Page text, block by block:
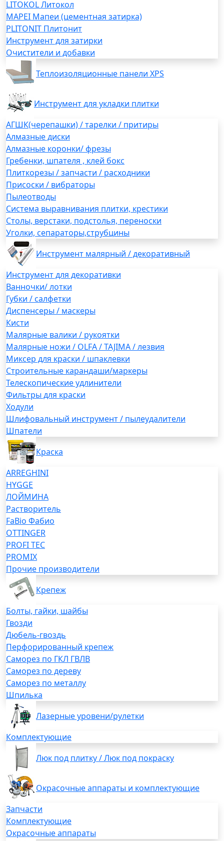
LITOKOL Литокол
MAPEI Мапеи (цементная затирка)
PLITONIT Плитонит
Инструмент для затирки
Очистители и добавки
Теплоизоляционные панели XPS
Инструмент для укладки плитки
АГШК(черепашки) / тарелки / притиры
Алмазные диски
Алмазные коронки/ фрезы
Гребенки, шпателя , клей бокс
Плиткорезы / запчасти / расходники
Присоски / вибраторы
Пылеотводы
Система выравнивания плитки, крестики
Столы, верстаки, подстолья, переноски
Уголки, сепараторы,струбцины
Инструмент малярный / декоративный
Инструмент для декоративки
Ванночки/ лотки
Губки / салфетки
Диспенсеры / маскеры
Кисти
Малярные валики / рукоятки
Малярные ножи / OLFA / TAJIMA / лезвия
Миксер для краски / шпаклевки
Строительные карандаши/маркеры
Телескопические удлинители
Фильтры для краски
Ходули
Шлифовальный инструмент / пылеудалители
Шпатели
Краска
ARREGHINI
HYGGE
ЛОЙМИНА
Растворитель
FaBio Фабио
OTTINGER
PROFI TEC
PROMIX
Прочие производители
Крепеж
Болты, гайки, шайбы
Гвозди
Дюбель-гвоздь
Перфорированный крепеж
Саморез по ГКЛ ГВЛВ
Саморез по дереву
Саморез по металлу
Шпилька
Лазерные уровени/рулетки
Комплектующие
Люк под плитку / Люк под покраску
Окрасочные аппараты и комплектующие
Запчасти
Комплектующие
Окрасочные аппараты